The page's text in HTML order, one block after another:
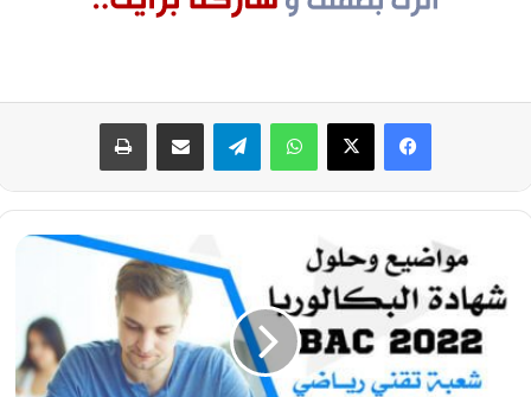
فيسبوك
‫X واتسابتيلقراممشاركة عبر البريد طباعة
تصحيح
موضوع
هندسة
الطرائق
بكالوريا
2022